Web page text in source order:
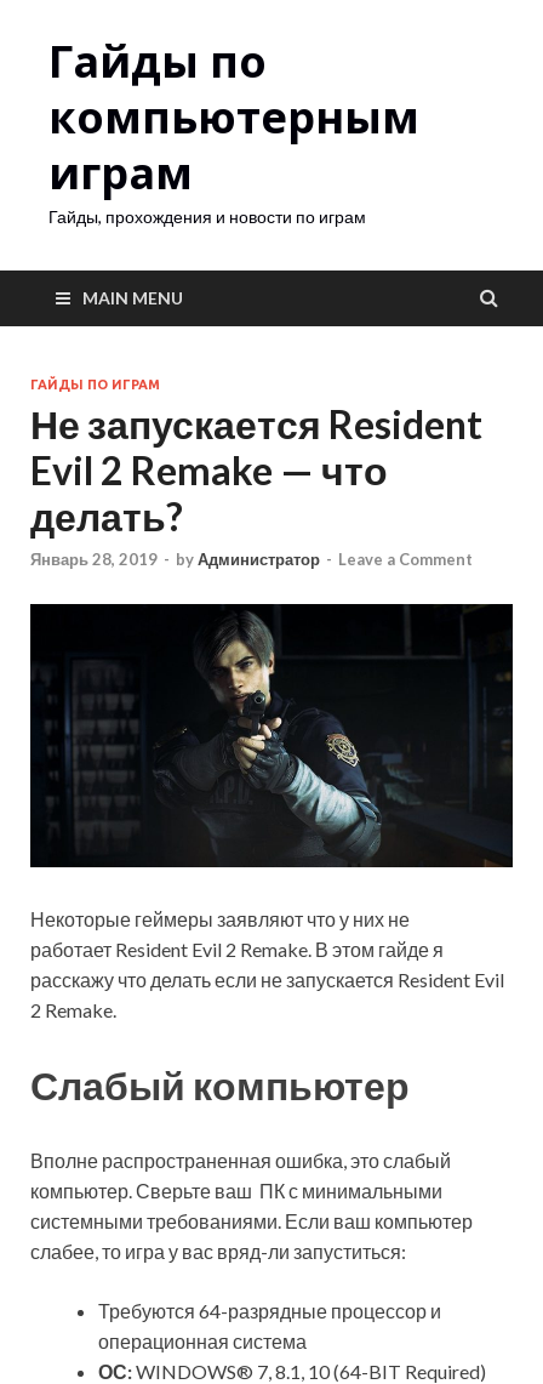
Гайды по
компьютерным
играм
Гайды, прохождения и новости по играм
MAIN MENU
ГАЙДЫ ПО ИГРАМ
Не запускается Resident
Evil 2 Remake — что
делать?
Январь 28, 2019 - byАдминистратор - Leave a Comment
Некоторые геймеры заявляют что у них не
работает Resident Evil 2 Remake. В этом гайде я
расскажу что делать если не запускается Resident Evil
2 Remake.
Слабый компьютер
Вполне распространенная ошибка, это слабый
компьютер. Сверьте ваш ПК с минимальными
системными требованиями. Если ваш компьютер
слабее, то игра у вас вряд-ли запуститься:
Требуются 64-разрядные процессор и
операционная система
ОС:WINDOWS® 7, 8.1, 10 (64-BIT Required)